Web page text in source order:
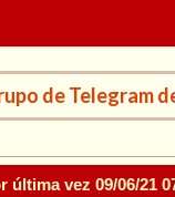
de Telegram
última vez 09/06/21